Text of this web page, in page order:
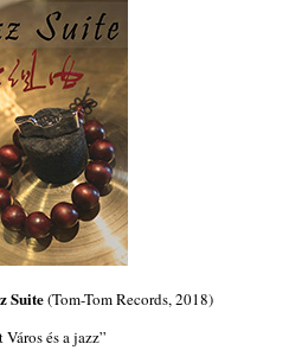
Erika "New
koncert
ből - Issei Noro
1984-ből - John Scofield
6-9.: 4 nap, 4
40 óra zene és
Suite(Tom-Tom Records, 2018)
és a jazz”